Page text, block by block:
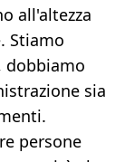
all'altezza
Stiamo
dobbiamo
sia
persone